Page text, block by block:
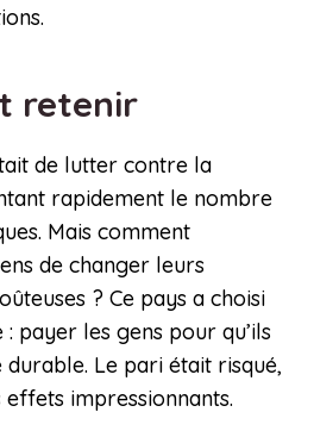
retenir
de lutter contre la
rapidement le nombre
Mais comment
de changer leurs
? Ce pays a choisi
payer les gens pour qu’ils
Le pari était risqué,
impressionnants.